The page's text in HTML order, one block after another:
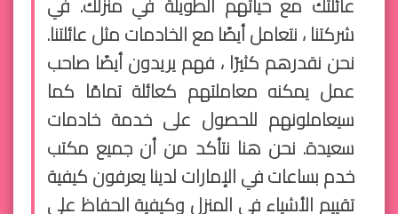
شركتنا ، نتعامل أيضًا مع الخادمات مثل عائلتنا.
نحن نقدرهم كثيرًا ، فهم يريدون أيضًا صاحب
عمل يمكنه معاملتهم كعائلة تمامًا كما
سيعاملونهم للحصول على خدمة خادمات
سعيدة. نحن هنا نتأكد من أن جميع مكتب
خدم بساعات في الإمارات لدينا يعرفون كيفية
تقييم الأشياء في المنزل وكيفية الحفاظ على